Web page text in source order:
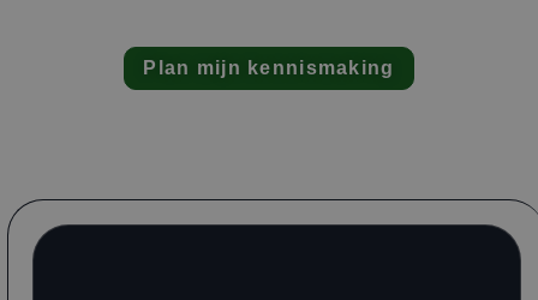
Plan mijn kennismaking